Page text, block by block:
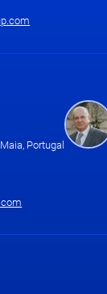
Portugal